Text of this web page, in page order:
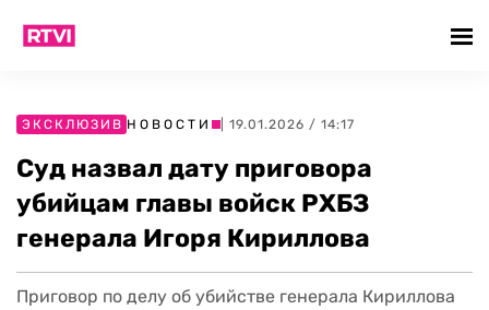
ЭКСКЛЮЗИВ НОВОСТИ | 19.01.2026 / 14:17
Суд назвал дату приговора
убийцам главы войск РХБЗ
генерала Игоря Кириллова
Приговор по делу об убийстве генерала Кириллова